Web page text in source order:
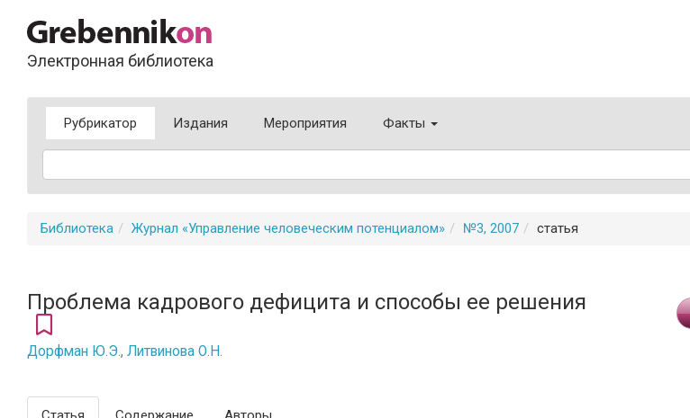
Электронная библиотека
Рубрикатор Издания Мероприятия Факты
Библиотека Журнал «Управление человеческим потенциалом» №3, 2007 статья
Проблема кадрового дефицита и способы ее решения
Дорфман Ю.Э., Литвинова О.Н.